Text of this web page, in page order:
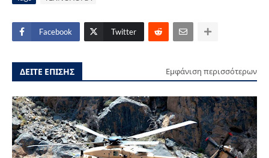
Facebook Twitter
ΔΕΙΤΕ ΕΠΙΣΗΣ Εμφάνιση περισσότερων